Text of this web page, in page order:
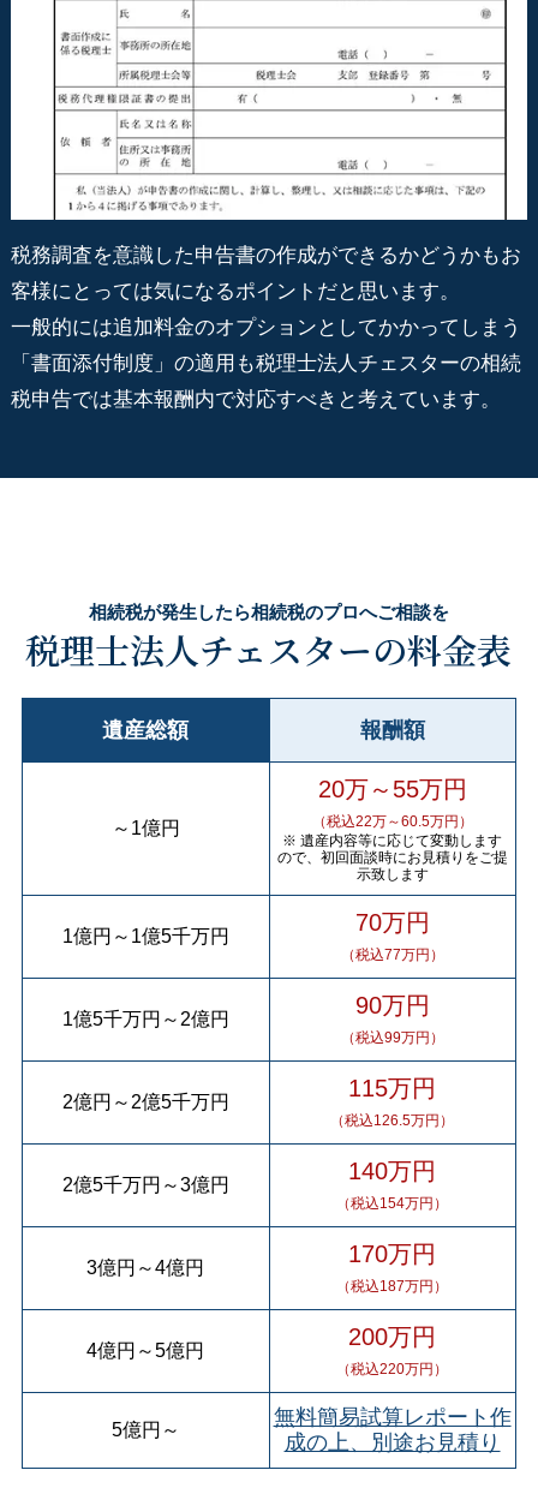
税務調査を意識した申告書の作成ができるかどうかもお
客様にとっては気になるポイントだと思います。
一般的には追加料金のオプションとしてかかってしまう
「書面添付制度」の適用も税理士法人チェスターの相続
税申告では基本報酬内で対応すべきと考えています。
相続税が発生したら相続税のプロへご相談を
税理士法人チェスターの料金表
遺産総額 報酬額
～ 1億円
20万～55万円
（税込22万～60.5万円）
※ 遺産内容等に応じて変動します
ので、初回面談時にお見積りをご提
示致します
1億円 ～ 1億5千万円 70万円
（税込77万円）
1億5千万円 ～ 2億円 90万円
（税込99万円）
2億円 ～ 2億5千万円 115万円
（税込126.5万円）
2億5千万円 ～3億円 140万円
（税込154万円）
3億円 ～4億円 170万円
（税込187万円）
4億円 ～5億円 200万円
（税込220万円）
5億円 ～
無料簡易試算レポート作
成の上、別途お見積り